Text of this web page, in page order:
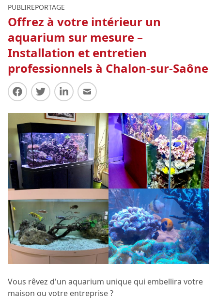
PUBLIREPORTAGE
Offrez à votre intérieur un
aquarium sur mesure –
Installation et entretien
professionnels à Chalon-sur-Saône
Partager sur Facebook
Partager sur Twitter
Partager sur LinkedIn
Partager par E-mail
Vous rêvez d'un aquarium unique qui embellira votre
maison ou votre entreprise ?